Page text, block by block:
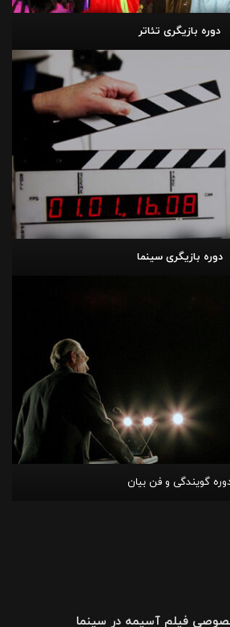
دوره بازیگری تئاتر
دوره بازیگری سینما
گویندگی و فن بیان
فیلم آسیمه در سینما